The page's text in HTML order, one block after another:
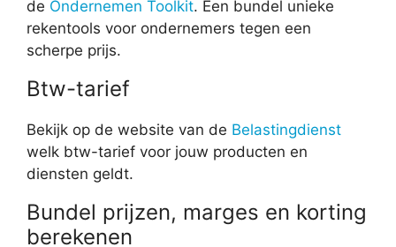
de Ondernemen Toolkit. Een bundel unieke
rekentools voor ondernemers tegen een
scherpe prijs.
Btw-tarief
Bekijk op de website van de Belastingdienst
welk btw-tarief voor jouw producten en
diensten geldt.
Bundel prijzen, marges en korting
berekenen